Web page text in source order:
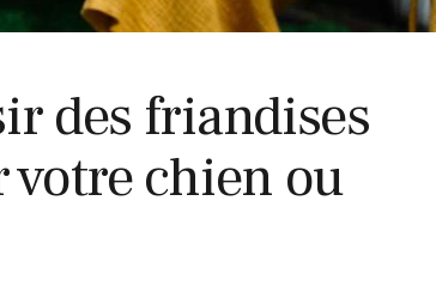
des friandises
chien ou